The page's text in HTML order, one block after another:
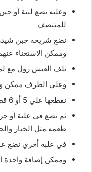
وعليه نضع لبنة أو
للمنتصف
نضع شريحة جبن
وممكن الاستغناء
نلف العيش رول مع لم
وعلي الطرف ممكن
نقطعها علي 5 أو 6 قطع ونضعها في اللانش بوكس
ثم نضع في علبة أو
طعمه مثل الخيار
في علبة أخري نضع
وممكن إضافة واحدة